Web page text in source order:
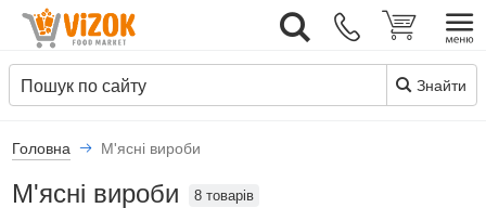
Знайти
UK
Головна М'ясні вироби
М'ясні вироби 8 товарів